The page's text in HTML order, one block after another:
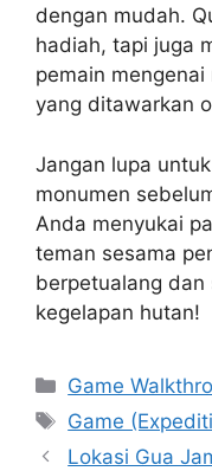
dengan mudah.
hadiah, tapi juga
pemain
yang ditawarkan
Jangan lupa
monumen
Anda menyukai
teman sesama
berpetualang dan
kegelapan hutan!
Categories
Game
Tags
Game
Lokasi Gua